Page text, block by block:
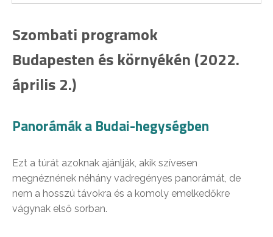
Szombati programok
Budapesten és környékén (2022.
április 2.)
Panorámák a Budai-hegységben
Ezt a túrát azoknak ajánlják, akik szívesen
megnéznének néhány vadregényes panorámát, de
nem a hosszú távokra és a komoly emelkedőkre
vágynak első sorban.